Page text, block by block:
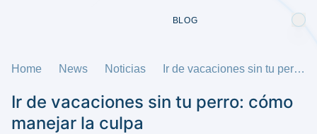
BLOG
Home News Noticias Ir de vacaciones sin tu perro: cómo manejar la culpa
Ir de vacaciones sin tu perro: cómo
manejar la culpa